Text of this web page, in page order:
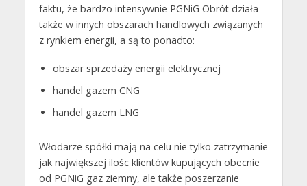
faktu, że bardzo intensywnie PGNiG Obrót działa
także w innych obszarach handlowych związanych
z rynkiem energii, a są to ponadto:
obszar sprzedaży energii elektrycznej
handel gazem CNG
handel gazem LNG
Włodarze spółki mają na celu nie tylko zatrzymanie
jak największej ilośc klientów kupujących obecnie
od PGNiG gaz ziemny, ale także poszerzanie